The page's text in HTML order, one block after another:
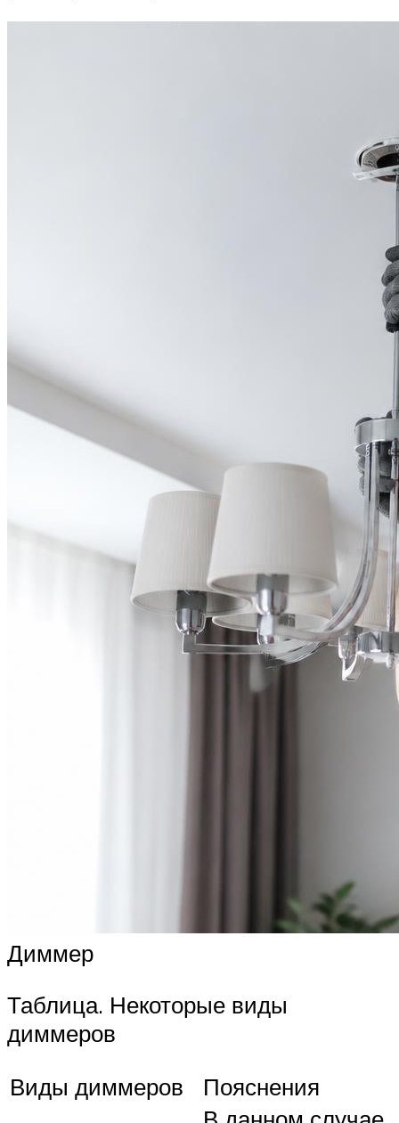
Диммер
Таблица. Некоторые виды
диммеров
Виды диммеров
Пояснения